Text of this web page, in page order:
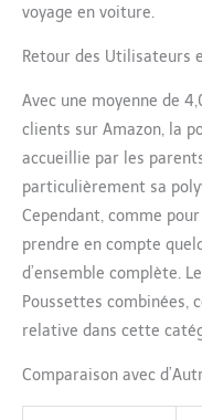
voyage en voiture.
Retour des Utilisateurs
Avec une moyenne de
clients sur Amazon, la
accueillie par les
particulièrement sa
Cependant, comme
prendre en compte
d’ensemble complète.
Poussettes combinées,
relative dans cette
Comparaison avec